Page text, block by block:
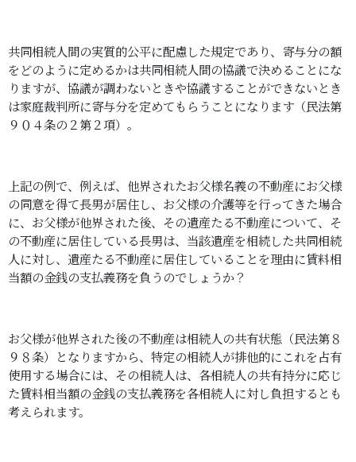
共同相続人間の実質的公平に配慮した規定であり、寄与分の額
をどのように定めるかは共同相続人間の協議で決めることにな
りますが、協議が調わないときや協議することができないとき
は家庭裁判所に寄与分を定めてもらうことになります（民法第
９０４条の２第２項）。
上記の例で、例えば、他界されたお父様名義の不動産にお父様
の同意を得て長男が居住し、お父様の介護等を行ってきた場合
に、お父様が他界された後、その遺産たる不動産について、そ
の不動産に居住している長男は、当該遺産を相続した共同相続
人に対し、遺産たる不動産に居住していることを理由に賃料相
当額の金銭の支払義務を負うのでしょうか？
お父様が他界された後の不動産は相続人の共有状態（民法第８
９８条）となりますから、特定の相続人が排他的にこれを占有
使用する場合には、その相続人は、各相続人の共有持分に応じ
た賃料相当額の金銭の支払義務を各相続人に対し負担するとも
考えられます。